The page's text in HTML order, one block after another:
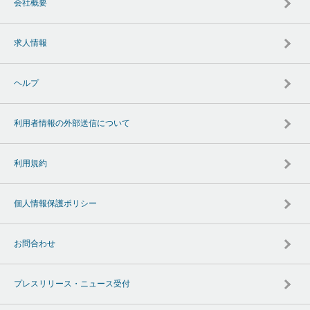
会社概要
求人情報
ヘルプ
利用者情報の外部送信について
利用規約
個人情報保護ポリシー
お問合わせ
プレスリリース・ニュース受付